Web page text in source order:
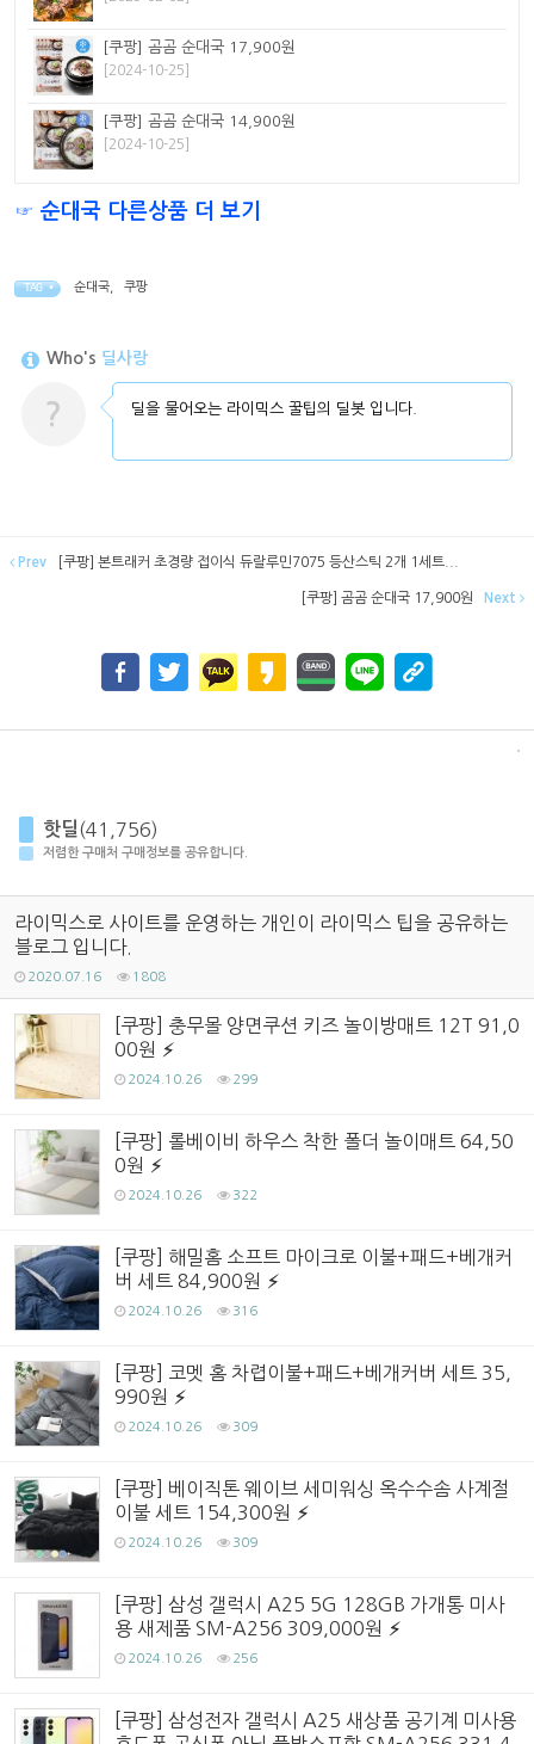
[쿠팡] 곰곰 순대국 17,900원
[2024-10-25]
[쿠팡] 곰곰 순대국 14,900원
[2024-10-25]
☞ 순대국 다른상품 더 보기
TAG • 순대국 쿠팡
Who's 딜사랑
? 딜을 물어오는 라이믹스 꿀팁의 딜봇 입니다.
Prev [쿠팡] 본트래커 초경량 접이식 듀랄루민7075 등산스틱 2개 1세트...
[쿠팡] 곰곰 순대국 17,900원 Next
핫딜 (41,756)
저렴한 구매처 구매정보를 공유합니다.
라이믹스로 사이트를 운영하는 개인이 라이믹스 팁을 공유하는
블로그 입니다.
2020.07.16 1808
[쿠팡] 충무몰 양면쿠션 키즈 놀이방매트 12T 91,0
00원
2024.10.26 299
[쿠팡] 롤베이비 하우스 착한 폴더 놀이매트 64,50
0원
2024.10.26 322
[쿠팡] 해밀홈 소프트 마이크로 이불+패드+베개커
버 세트 84,900원
2024.10.26 316
[쿠팡] 코멧 홈 차렵이불+패드+베개커버 세트 35,
990원
2024.10.26 309
[쿠팡] 베이직톤 웨이브 세미워싱 옥수수솜 사계절
이불 세트 154,300원
2024.10.26 309
[쿠팡] 삼성 갤럭시 A25 5G 128GB 가개통 미사
용 새제품 SM-A256 309,000원
2024.10.26 256
[쿠팡] 삼성전자 갤럭시 A25 새상품 공기계 미사용